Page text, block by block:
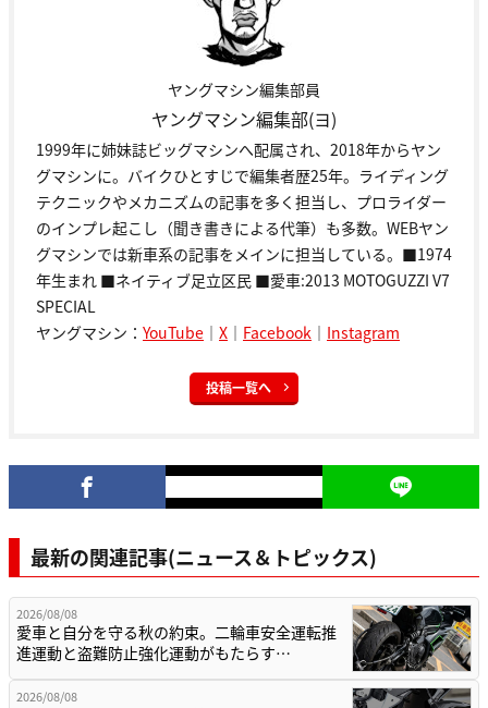
ヤングマシン編集部員
ヤングマシン編集部(ヨ)
1999年に姉妹誌ビッグマシンへ配属され、2018年からヤン
グマシンに。バイクひとすじで編集者歴25年。ライディング
テクニックやメカニズムの記事を多く担当し、プロライダー
のインプレ起こし（聞き書きによる代筆）も多数。WEBヤン
グマシンでは新車系の記事をメインに担当している。■1974
年生まれ ■ネイティブ足立区民 ■愛車:2013 MOTOGUZZI V7
SPECIAL
ヤングマシン： YouTube ｜ X ｜ Facebook ｜ Instagram
投稿一覧へ
最新の関連記事(ニュース＆トピックス)
2026/08/08
愛車と自分を守る秋の約束。二輪車安全運転推
進運動と盗難防止強化運動がもたらす…
2026/08/08